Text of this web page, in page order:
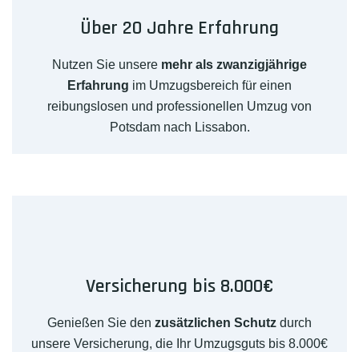
Über 20 Jahre Erfahrung
Nutzen Sie unsere mehr als zwanzigjährige
Erfahrung im Umzugsbereich für einen
reibungslosen und professionellen Umzug von
Potsdam nach Lissabon.
Versicherung bis 8.000€
Genießen Sie den zusätzlichen Schutz durch
unsere Versicherung, die Ihr Umzugsguts bis 8.000€